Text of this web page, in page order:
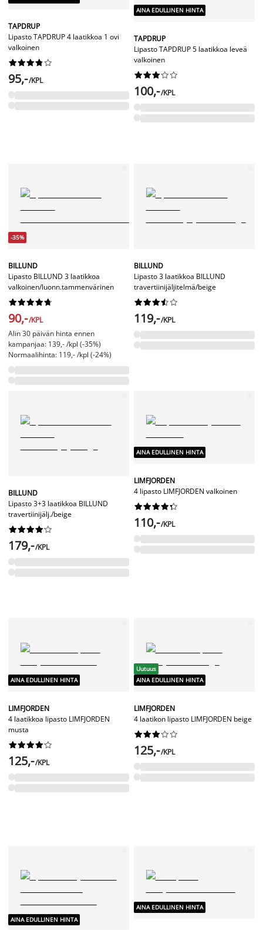
TAPDRUP
Lipasto TAPDRUP 4 laatikkoa 1 ovi
valkoinen






95,-/KPL
AINA EDULLINEN HINTA
TAPDRUP
Lipasto TAPDRUP 5 laatikkoa leveä
valkoinen






100,-/KPL
-35%
BILLUND
Lipasto BILLUND 3 laatikkoa
valkoinen/luonn.tammenvärinen






90,-/KPL
Alin 30 päivän hinta ennen
kampanjaa: 139,- /kpl (-35%)
Normaalihinta: 119,- /kpl (-24%)
BILLUND
Lipasto 3 laatikkoa BILLUND
travertiinijäljitelmä/beige






119,-/KPL
BILLUND
Lipasto 3+3 laatikkoa BILLUND
travertiinijälj./beige






179,-/KPL
AINA EDULLINEN HINTA
LIMFJORDEN
4 lipasto LIMFJORDEN valkoinen






110,-/KPL
AINA EDULLINEN HINTA
LIMFJORDEN
4 laatikkoa lipasto LIMFJORDEN
musta






125,-/KPL
Uutuus
AINA EDULLINEN HINTA
LIMFJORDEN
4 laatikon lipasto LIMFJORDEN beige






125,-/KPL
AINA EDULLINEN HINTA
AINA EDULLINEN HINTA